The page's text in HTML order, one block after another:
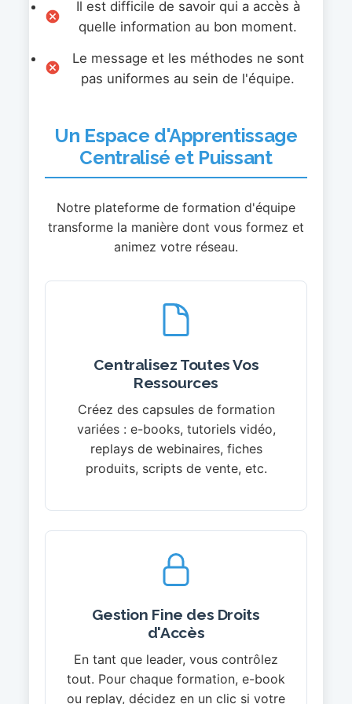
Il est difficile de savoir qui a accès à
quelle information au bon moment.
Le message et les méthodes ne sont
pas uniformes au sein de l'équipe.
Un Espace d'Apprentissage
Centralisé et Puissant
Notre plateforme de formation d'équipe
transforme la manière dont vous formez et
animez votre réseau.
Centralisez Toutes Vos
Ressources
Créez des capsules de formation
variées : e-books, tutoriels vidéo,
replays de webinaires, fiches
produits, scripts de vente, etc.
Gestion Fine des Droits
d'Accès
En tant que leader, vous contrôlez
tout. Pour chaque formation, e-book
ou replay, décidez en un clic si votre